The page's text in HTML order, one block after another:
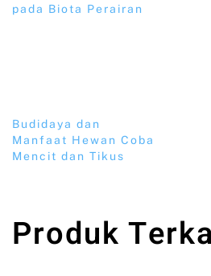
pada Biota Perairan
Budidaya dan
Manfaat Hewan Coba
Mencit dan Tikus
Produk